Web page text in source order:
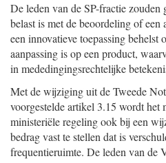
De leden van de SP-fractie
belast is met de beoordeling of
een innovatieve toepassing behelst
aanpassing is op een product,
in mededingingsrechtelijke
Met de wijziging uit de Tweede
voorgestelde artikel 3.15 wordt het
ministeriële regeling ook bij een
bedrag vast te stellen dat is
frequentieruimte. De leden van de